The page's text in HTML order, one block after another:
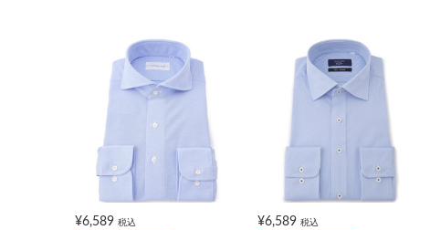
¥6,589 税込 ¥6,589 税込